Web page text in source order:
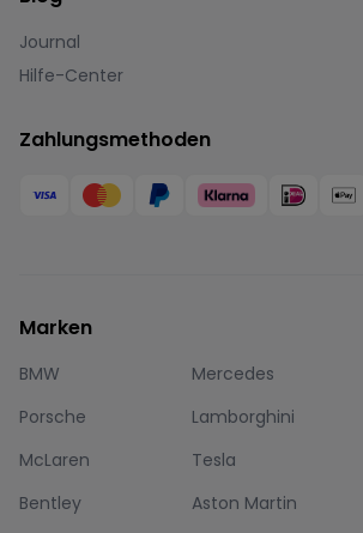
Journal
Hilfe-Center
Zahlungsmethoden
Marken
BMW Mercedes
Porsche
Lamborghini
McLaren
Tesla
Bentley
Aston Martin